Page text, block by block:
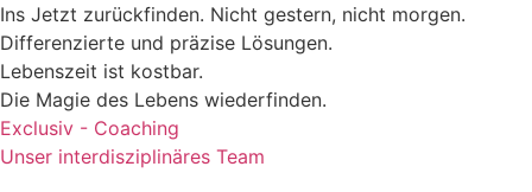
Ins Jetzt zurückfinden. Nicht gestern, nicht morgen.
Differenzierte und präzise Lösungen.
Lebenszeit ist kostbar.
Die Magie des Lebens wiederfinden.
Exclusiv - Coaching
Unser interdisziplinäres Team